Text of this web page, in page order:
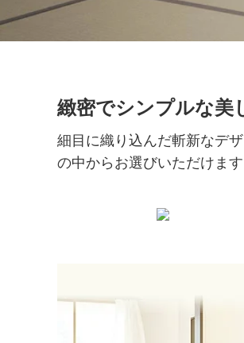
緻密でシンプルな美
細目に織り込んだ斬新なデ
の中からお選びいただけます